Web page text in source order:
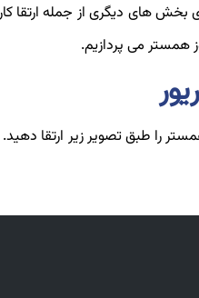
های دیگری از جمله ارتقا
می پردازیم.
سه کارت همستر را طبق تصویر زیر